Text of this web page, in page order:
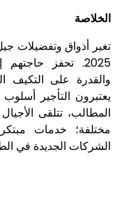
الخلاصة
تغير أذواق وتفضيلات
2025. تحفز
والقدرة على التكيف
يعتبرون التأجير
المطالب، تتلقى
مختلفة؛ خدمات
الشركات الجديدة في